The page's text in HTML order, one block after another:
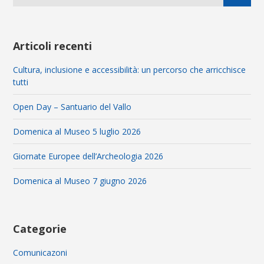
Articoli recenti
Cultura, inclusione e accessibilità: un percorso che arricchisce
tutti
Open Day – Santuario del Vallo
Domenica al Museo 5 luglio 2026
Giornate Europee dell’Archeologia 2026
Domenica al Museo 7 giugno 2026
Categorie
Comunicazoni